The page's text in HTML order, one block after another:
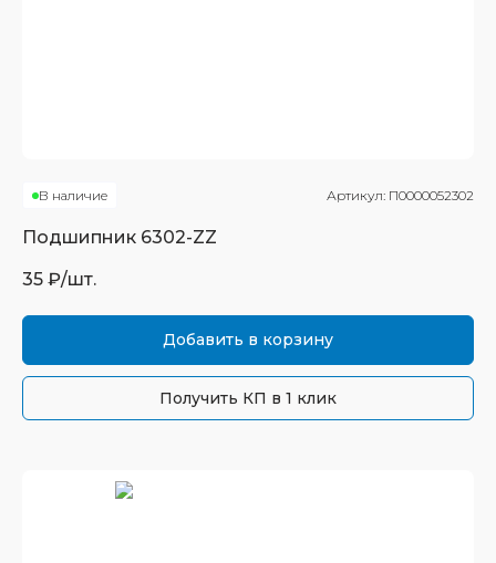
В наличие Артикул: П0000052302
Подшипник 6302-ZZ
35 ₽/шт.
Добавить в корзину
Получить КП в 1 клик